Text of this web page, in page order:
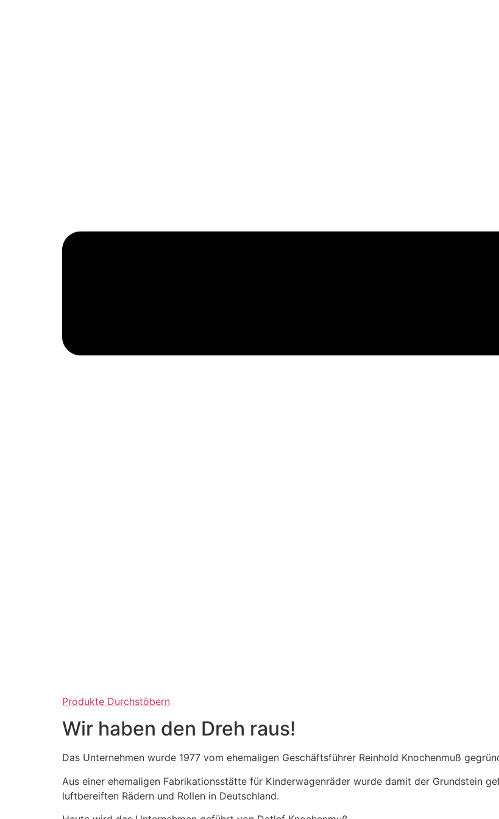
Produkte Durchstöbern
Wir haben den Dreh raus!
Das Unternehmen wurde 1977 vom ehemaligen Geschäftsführer Reinhold Knochenmuß
Aus einer ehemaligen Fabrikationsstätte für Kinderwagenräder wurde damit der Grundstein
luftbereiften Rädern und Rollen in Deutschland.